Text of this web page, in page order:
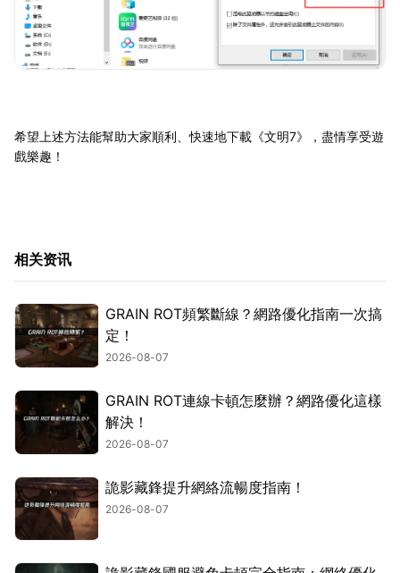
希望上述方法能幫助大家順利、快速地下載《文明7》，盡情享受遊
戲樂趣！
相关资讯
GRAIN ROT頻繁斷線？網路優化指南一次搞
定！
2026-08-07
GRAIN ROT連線卡頓怎麼辦？網路優化這樣
解決！
2026-08-07
詭影藏鋒提升網絡流暢度指南！
2026-08-07